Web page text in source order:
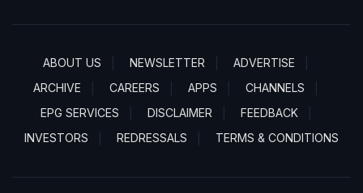
ABOUT US NEWSLETTER
ADVERTISE
ARCHIVE
CAREERS APPS
CHANNELS
EPG SERVICES
DISCLAIMER
FEEDBACK
INVESTORS
REDRESSALS TERMS & CONDITIONS